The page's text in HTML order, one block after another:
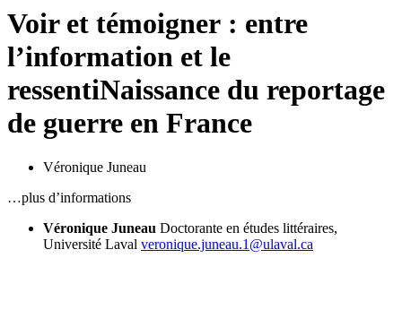
Voir et témoigner : entre
l’information et le
ressentiNaissance du reportage
de guerre en France
Véronique Juneau
…plus d’informations
Véronique Juneau Doctorante en études littéraires,
Université Laval veronique.juneau.1@ulaval.ca